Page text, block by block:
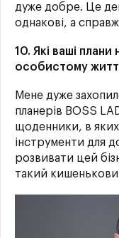
дуже добре. Це
однакові, а
10. Які ваші плани
особистому
Мене дуже
планерів BOSS
щоденники, в яких
інструменти для
розвивати цей
такий